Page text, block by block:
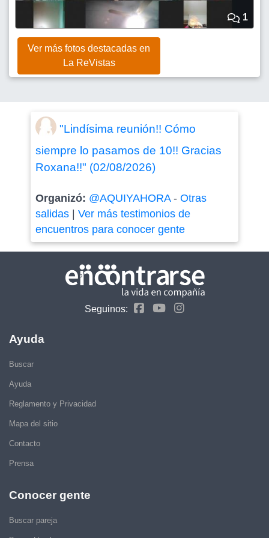
1
Ver más fotos destacadas en
La ReVistas
"Lindísima reunión!! Cómo
siempre lo pasamos de 10!! Gracias
Roxana!!" (02/08/2026)
Organizó: @AQUIYAHORA- Otras
salidas| Ver más testimonios de
encuentros para conocer gente
Seguinos:
Ayuda
Buscar
Ayuda
Reglamento y Privacidad
Mapa del sitio
Contacto
Prensa
Conocer gente
Buscar pareja